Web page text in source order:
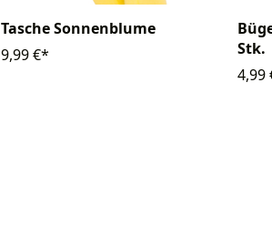
Tasche Sonnenblume
9,99 €*
Stk.
4,99